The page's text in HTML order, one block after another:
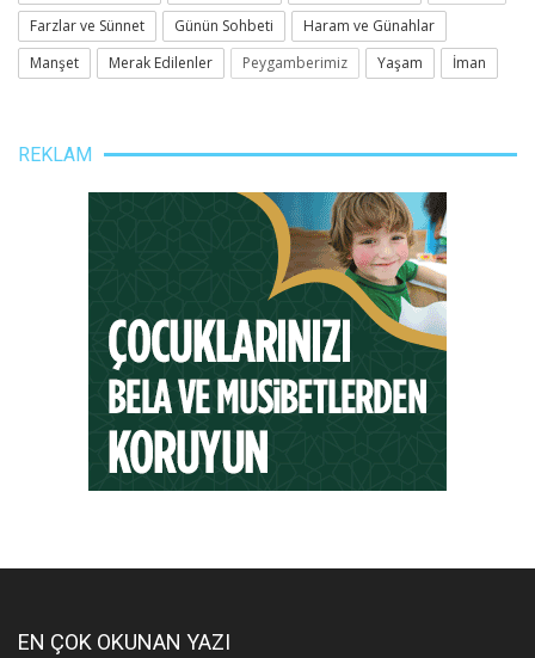
Farzlar ve Sünnet
Günün Sohbeti
Haram ve Günahlar
Manşet
Merak Edilenler Peygamberimiz Yaşam İman
REKLAM
EN ÇOK OKUNAN YAZI